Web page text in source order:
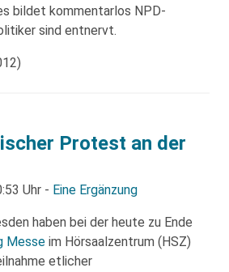
bildet kommentarlos NPD-
sind entnervt.
Protest an der
Uhr - Eine Ergänzung
haben bei der heute zu Ende
Messe im Hörsaalzentrum (HSZ)
etlicher